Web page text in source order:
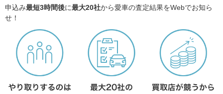
申込み最短3時間後に最大20社から愛車の査定結果をWebでお知ら
せ！